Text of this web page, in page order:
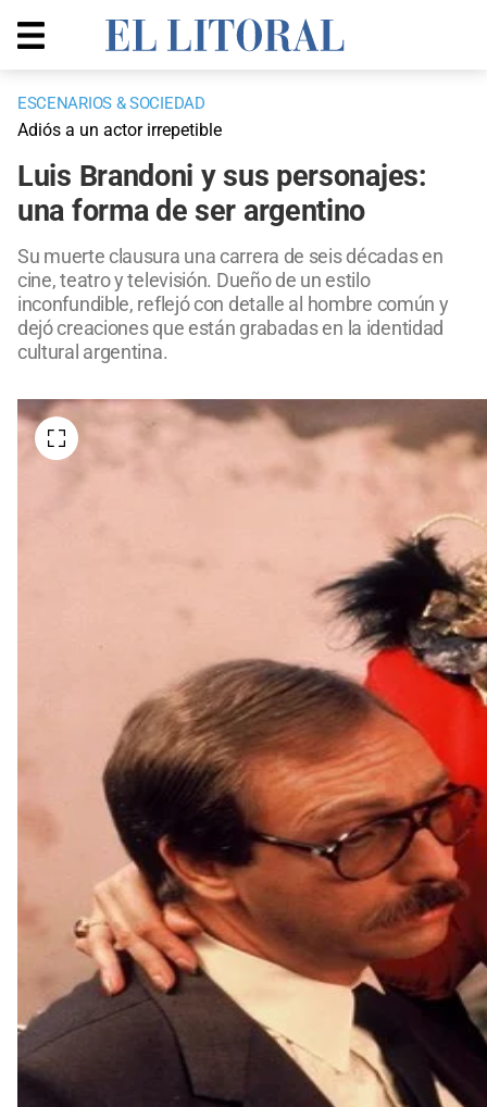
ESCENARIOS & SOCIEDAD
Adiós a un actor irrepetible
Luis Brandoni y sus personajes:
una forma de ser argentino
Su muerte clausura una carrera de seis décadas en
cine, teatro y televisión. Dueño de un estilo
inconfundible, reflejó con detalle al hombre común y
dejó creaciones que están grabadas en la identidad
cultural argentina.